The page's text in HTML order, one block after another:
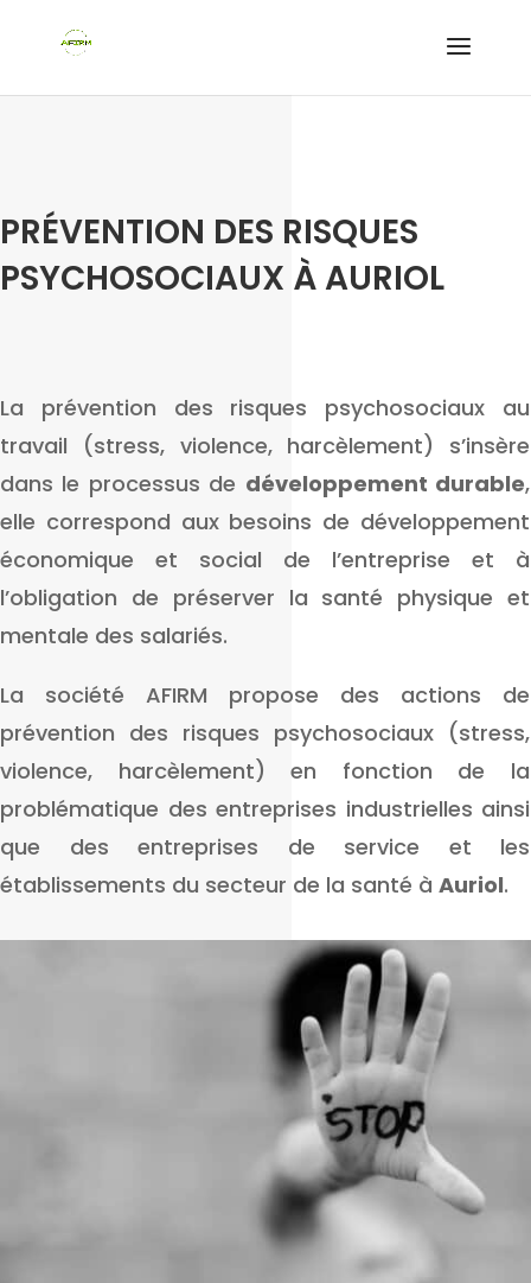
PRÉVENTION DES RISQUES
PSYCHOSOCIAUX À AURIOL
La prévention des risques psychosociaux au
travail (stress, violence, harcèlement) s’insère
dans le processus de développement durable,
elle correspond aux besoins de développement
économique et social de l’entreprise et à
l’obligation de préserver la santé physique et
mentale des salariés.
La société AFIRM propose des actions de
prévention des risques psychosociaux (stress,
violence, harcèlement) en fonction de la
problématique des entreprises industrielles ainsi
que des entreprises de service et les
établissements du secteur de la santé à Auriol.